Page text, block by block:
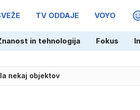
TV ODDAJE VOYO
in tehnologija Fokus
nekaj objektov